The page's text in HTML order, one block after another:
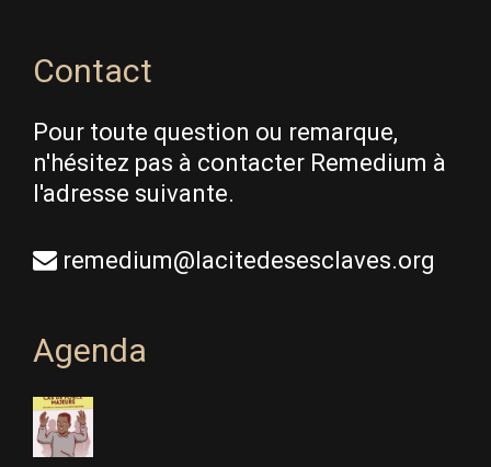
Contact
Pour toute question ou remarque,
n'hésitez pas à contacter Remedium à
l'adresse suivante.
remedium@lacitedesesclaves.org
Agenda